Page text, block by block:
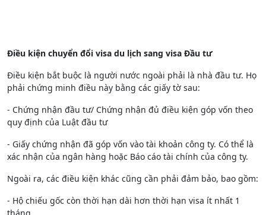
Điều kiện chuyển đổi visa du lịch sang visa Đầu tư
Điều kiện bắt buộc là người nước ngoài phải là nhà đầu tư. Họ
phải chứng minh điều này bằng các giấy tờ sau:
- Chứng nhận đầu tư/ Chứng nhận đủ điều kiện góp vốn theo
quy định của Luật đầu tư
- Giấy chứng nhận đã góp vốn vào tài khoản công ty. Có thể là
xác nhận của ngân hàng hoặc Báo cáo tài chính của công ty.
Ngoài ra, các điều kiện khác cũng cần phải đảm bảo, bao gồm:
- Hộ chiếu gốc còn thời hạn dài hơn thời hạn visa ít nhất 1